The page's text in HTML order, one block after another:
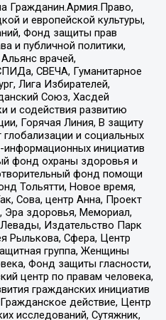
Гражданин.Армия.Право,
и европейской культуры,
Фонд защиты прав
и публичной политики,
врачей,
СВЕЧА, Гуманитарное
Лига Избирателей,
Союз, Хасдей
и содействия развитию
Горячая Линия, В защиту
и социальных
инициатив
фонд охраны здоровья и
фонд помощи
Тольятти, Новое время,
Сова, центр Анна, Проект
Эра здоровья, Мемориал,
Издательство Парк
Рылькова, Сфера, Центр
группа, Женщины
Фонд защиты гласности,
центр по правам человека,
гражданских инициатив
действие, Центр
исследований, Сутяжник,